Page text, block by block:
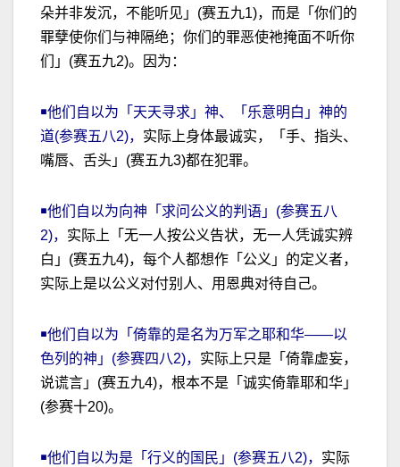
朵并非发沉，不能听见」(赛五九1)，而是「你们的
罪孽使你们与神隔绝；你们的罪恶使祂掩面不听你
们」(赛五九2)。因为：
￭他们自以为「天天寻求」神、「乐意明白」神的
道(参赛五八2)， 实际上身体最诚实，「手、指头、
嘴唇、舌头」(赛五九3)都在犯罪。
￭他们自以为向神「求问公义的判语」(参赛五八
2)， 实际上「无一人按公义告状，无一人凭诚实辨
白」(赛五九4)，每个人都想作「公义」的定义者，
实际上是以公义对付别人、用恩典对待自己。
￭他们自以为「倚靠的是名为万军之耶和华——以
色列的神」(参赛四八2)， 实际上只是「倚靠虚妄，
说谎言」(赛五九4)，根本不是「诚实倚靠耶和华」
(参赛十20)。
￭他们自以为是「行义的国民」(参赛五八2)， 实际